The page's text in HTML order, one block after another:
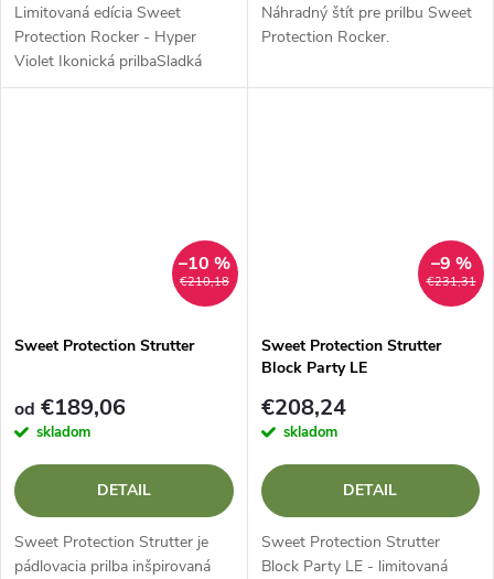
Limitovaná edícia Sweet
Protection Rocker - Hyper
Violet Ikonická prilbaSladká
ochrana Rocker prichádza v
Náhradný štít pre prilbu Sweet
Protection Rocker.
€210,18
–10 %
Sweet Protection Strutter
od €189,06
skladom
DETAIL
Sweet Protection Strutter je
pádlovacia prilba inšpirovaná
€231,31
–9 %
Sweet Protection Strutter
Block Party LE
€208,24
skladom
DETAIL
Sweet Protection Strutter
Block Party LE - limitovaná